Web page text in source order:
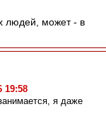
людей, может - в
19:58
я даже